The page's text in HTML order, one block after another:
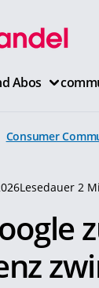
Abos
Consumer
Lesedauer 2